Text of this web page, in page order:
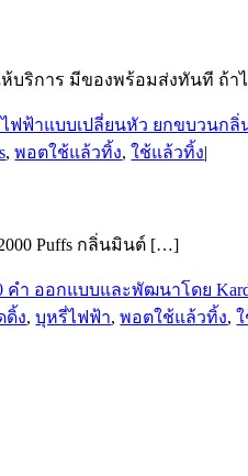
ริการ มีของพร้อมส่งทันที ถ้า
,พอตใช้แล้วทิ้ง,ใช้แล้วทิ้ง|
Puffs กลิ่นมินต์ […]
ดิ้ง,บุหรี่ไฟฟ้า,พอตใช้แล้วทิ้ง,